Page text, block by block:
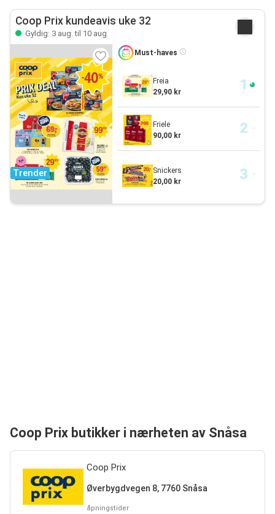
Coop Prix kundeavis uke 32
Gyldig: 3 aug. til 10 aug.
Trender
Must-haves
Freia
29,90 kr
Friele
90,00 kr
Snickers
20,00 kr
Coop Prix butikker i nærheten av Snåsa
Coop Prix
Øverbygdvegen 8, 7760 Snåsa
åpningstider